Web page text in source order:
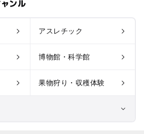
ンル
アスレチック
博物館・科学館
果物狩り・収穫体験